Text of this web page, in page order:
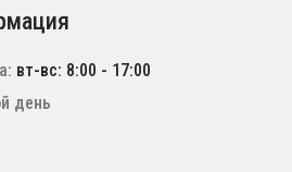
вт-вс: 8:00 - 17:00
день